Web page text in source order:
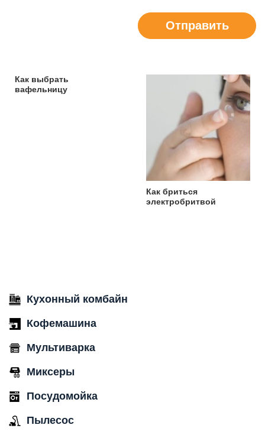
Отправить
Как выбрать
вафельницу
Как бриться
электробритвой
Кухонный комбайн
Кофемашина
Мультиварка
Миксеры
Посудомойка
Пылесос